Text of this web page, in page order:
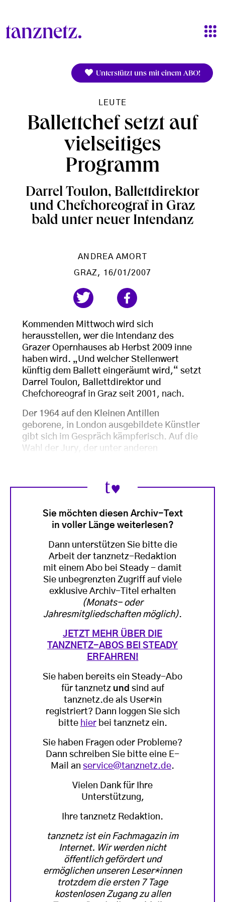
Unterstützt uns mit einem ABO!
LEUTE
Ballettchef setzt auf
vielseitiges
Programm
Darrel Toulon, Ballettdirektor
und Chefchoreograf in Graz
bald unter neuer Intendanz
ANDREA AMORT
GRAZ , 16/01/2007
Kommenden Mittwoch wird sich
herausstellen, wer die Intendanz des
Grazer Opernhauses ab Herbst 2009 inne
haben wird. „Und welcher Stellenwert
künftig dem Ballett eingeräumt wird,“ setzt
Darrel Toulon, Ballettdirektor und
Chefchoreograf in Graz seit 2001, nach.
Der 1964 auf den Kleinen Antillen
geborene, in London ausgebildete Künstler
gibt sich im Gespräch kämpferisch. Auf die
Wahl der Jury, der unter anderen
Sie möchten diesen Archiv-Text
in voller Länge weiterlesen?
Dann unterstützen Sie bitte die
Arbeit der tanznetz-Redaktion
mit einem Abo bei Steady - damit
Sie unbegrenzten Zugriff auf viele
exklusive Archiv-Titel erhalten
(Monats- oder
Jahresmitgliedschaften möglich).
JETZT MEHR ÜBER DIE
TANZNETZ-ABOS BEI STEADY
ERFAHREN!
Sie haben bereits ein Steady-Abo
für tanznetz und sind auf
tanznetz.de als User*in
registriert? Dann loggen Sie sich
bitte hierbei tanznetz ein.
Sie haben Fragen oder Probleme?
Dann schreiben Sie bitte eine E-
Mail an service@tanznetz.de.
Vielen Dank für Ihre
Unterstützung,
Ihre tanznetz Redaktion.
tanznetz ist ein Fachmagazin im
Internet. Wir werden nicht
öffentlich gefördert und
ermöglichen unseren Leser*innen
trotzdem die ersten 7 Tage
kostenlosen Zugang zu allen